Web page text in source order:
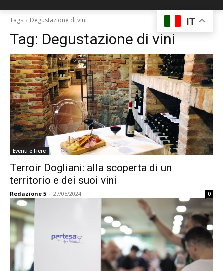
Tags Degustazione di vini
Tag: Degustazione di vini
Eventi e Fiere
Terroir Dogliani: alla scoperta di un
territorio e dei suoi vini
Redazione 5 - 27/05/2024 0
IT